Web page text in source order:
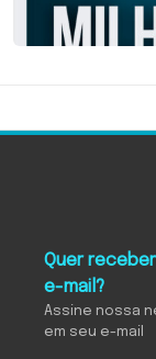
Quer
e-mail?
Assine nossa
em seu e-mail